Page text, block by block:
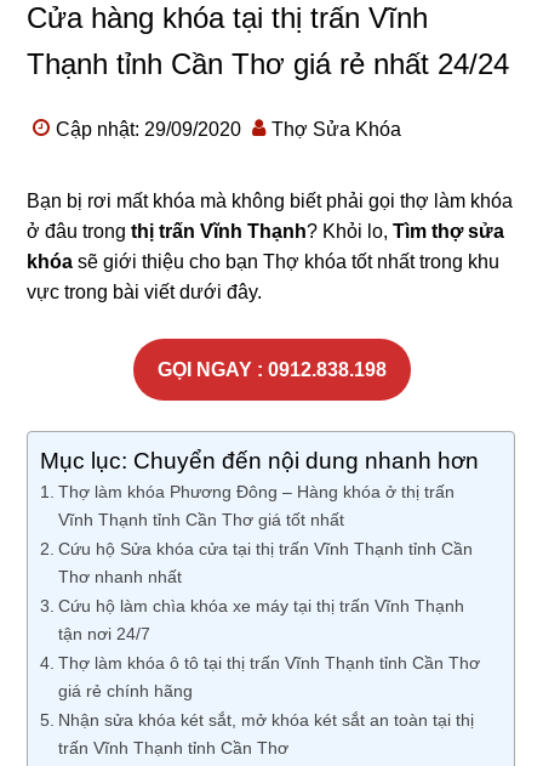
Cửa hàng khóa tại thị trấn Vĩnh
Thạnh tỉnh Cần Thơ giá rẻ nhất 24/24
Cập nhật: 29/09/2020 Thợ Sửa Khóa
Bạn bị rơi mất khóa mà không biết phải gọi thợ làm khóa
ở đâu trongthị trấn Vĩnh Thạnh? Khỏi lo,Tìm thợ sửa
khóa sẽ giới thiệu cho bạn Thợ khóa tốt nhất trong khu
vực trong bài viết dưới đây.
GỌI NGAY : 0912.838.198
Mục lục: Chuyển đến nội dung nhanh hơn
Thợ làm khóa Phương Đông – Hàng khóa ở thị trấn
Vĩnh Thạnh tỉnh Cần Thơ giá tốt nhất
Cứu hộ Sửa khóa cửa tại thị trấn Vĩnh Thạnh tỉnh Cần
Thơ nhanh nhất
Cứu hộ làm chìa khóa xe máy tại thị trấn Vĩnh Thạnh
tận nơi 24/7
Thợ làm khóa ô tô tại thị trấn Vĩnh Thạnh tỉnh Cần Thơ
giá rẻ chính hãng
Nhận sửa khóa két sắt, mở khóa két sắt an toàn tại thị
trấn Vĩnh Thạnh tỉnh Cần Thơ